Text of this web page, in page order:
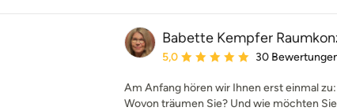
Babette Kempfer
Durchschnittliche Bewertung: 5
5,0 30
Am Anfang hören wir Ihnen erst einmal
Wovon träumen Sie? Und wie möchten